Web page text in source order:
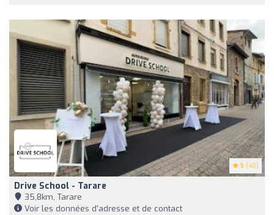
5 (40)
Drive School - Tarare
35,8km, Tarare
Voir les données d'adresse et de contact